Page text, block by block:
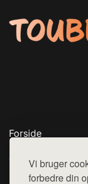
Vi bruger
forbedre din
Forside
Top Rabatter
Blog